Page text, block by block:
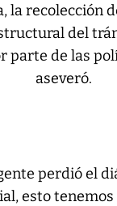
la recolección
del
parte de las
aseveró.
perdió el
esto